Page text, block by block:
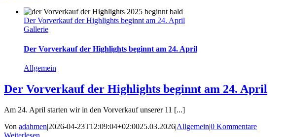
Der Vorverkauf der Highlights beginnt am 24. April
Gallerie
Der Vorverkauf der Highlights beginnt am 24. April
Allgemein
Der Vorverkauf der Highlights beginnt am 24. April
Am 24. April starten wir in den Vorverkauf unserer 11 [...]
Von adahmen|2026-04-23T12:09:04+02:0025.03.2026|Allgemein|0 Kommentare
Weiterlesen